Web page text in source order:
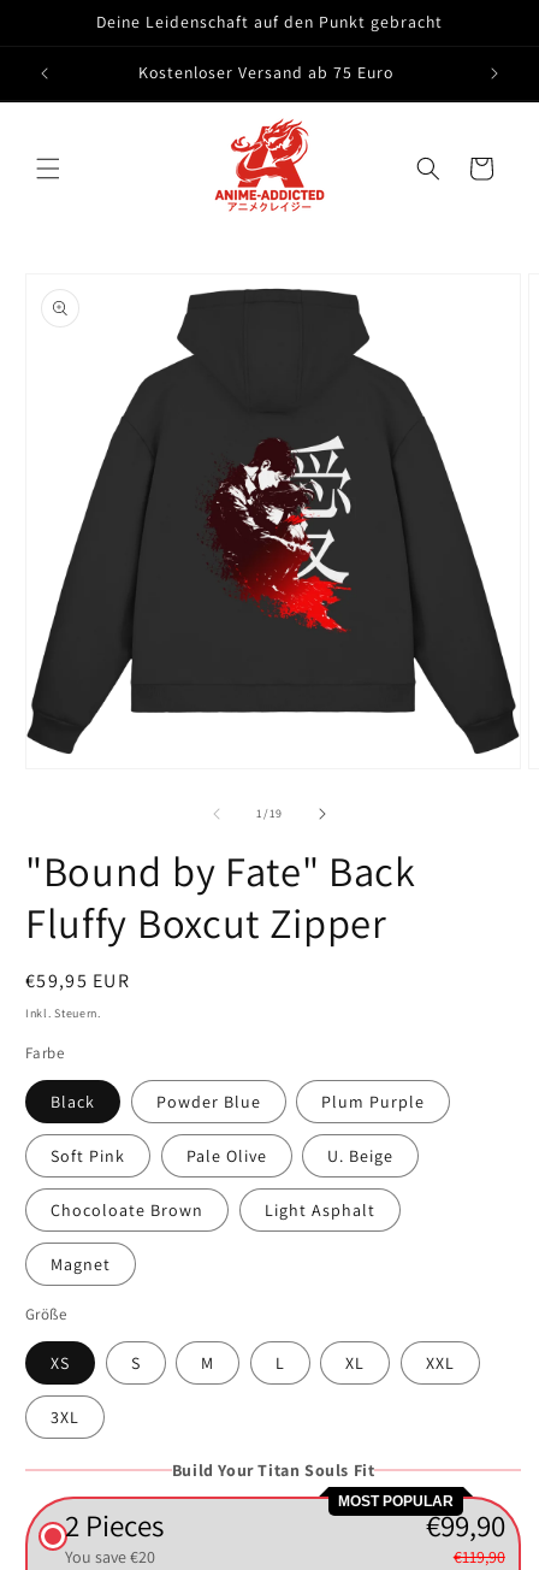
Deine Leidenschaft auf den Punkt gebracht
Kostenloser Versand ab 75 Euro
Warenkorb
1/von
19
"Bound by Fate" Back
Fluffy Boxcut Zipper
Normaler
Preis
€59,95 EUR
Inkl. Steuern.
Farbe
Black Powder Blue Plum Purple
Soft Pink Pale Olive U. Beige
Chocoloate Brown Light Asphalt
Magnet
Größe
XS S M L XL XXL
3XL
Build Your Titan Souls Fit
MOST POPULAR
2 Pieces
You save €20
€99,90
€119,90